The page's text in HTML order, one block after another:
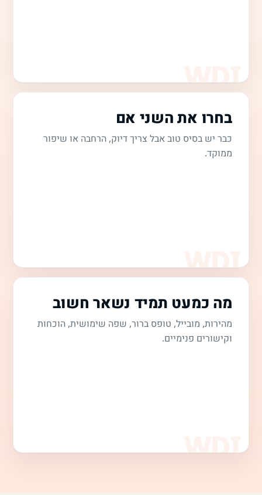
בחרו את השני אם
כבר יש בסיס טוב אבל צריך דיוק, הרחבה או שיפור
ממוקד.
מה כמעט תמיד נשאר חשוב
מהירות, מובייל, טופס ברור, שפה שימושית, הוכחות
וקישורים פנימיים.